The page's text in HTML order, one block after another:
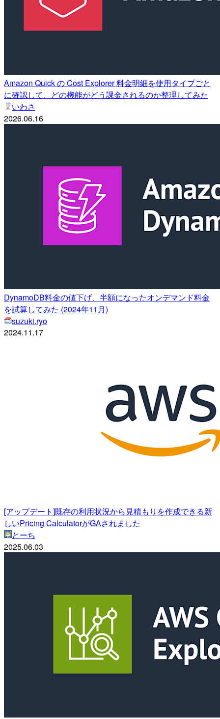
Amazon Quick の Cost Explorer 料金明細を使用タイプごと
に確認して、どの機能がどう課金されるのか整理してみた
いわさ
2026.06.16
DynamoDB料金の値下げ、半額になったオンデマンド料金
を試算してみた (2024年11月)
suzuki.ryo
2024.11.17
[アップデート]既存の利用状況から見積もりを作成できる新
しいPricing CalculatorがGAされました
とーち
2025.06.03